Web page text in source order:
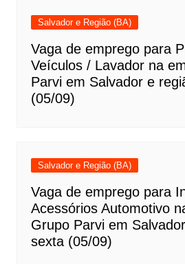
Salvador e Região (BA)
Vaga de emprego para
Veículos / Lavador na
Parvi em Salvador e
(05/09)
Salvador e Região (BA)
Vaga de emprego para
Acessórios Automotivo
Grupo Parvi em
sexta (05/09)